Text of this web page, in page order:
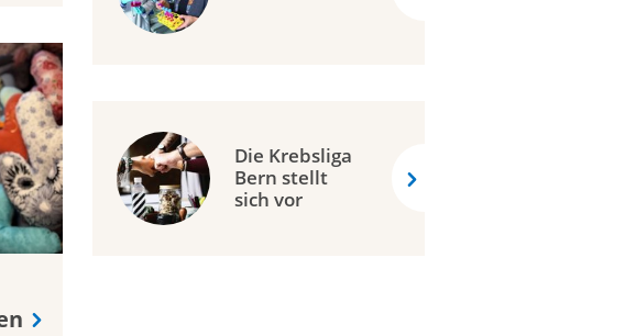
Die Krebsliga
Bern stellt
sich vor